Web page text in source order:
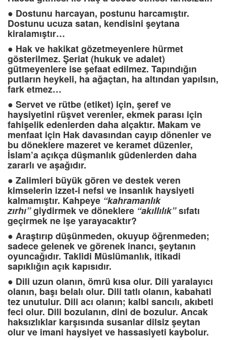
● Dostunu harcayan, postunu harcamıştır.
Dostunu ucuza satan, kendisini şeytana
kiralamıştır…
● Hak ve hakikat gözetmeyenlere hürmet
gösterilmez. Şeriat (hukuk ve adalet)
gütmeyenlere ise şefaat edilmez. Tapındığın
putların heykeli, ha ağaçtan, ha altından yapılsın,
fark etmez…
● Servet ve rütbe (etiket) için, şeref ve
haysiyetini rüşvet verenler, ekmek parası için
fahişelik edenlerden daha alçaktır. Makam ve
menfaat için Hak davasından cayıp dönenler ve
bu döneklere mazeret ve keramet düzenler,
İslam’a açıkça düşmanlık güdenlerden daha
zararlı ve aşağıdır.
● Zalimleri büyük gören ve destek veren
kimselerin izzet-i nefsi ve insanlık haysiyeti
kalmamıştır. Kahpeye “kahramanlık
zırhı”giydirmek ve döneklere “akıllılık”sıfatı
geçirmek ne işe yarayacaktır?
● Araştırıp düşünmeden, okuyup öğrenmeden;
sadece gelenek ve görenek inancı, şeytanın
oyuncağıdır. Taklidi Müslümanlık, itikadi
sapıklığın açık kapısıdır.
● Dili uzun olanın, ömrü kısa olur. Dili yaralayıcı
olanın, başı belalı olur. Dili tatlı olanın, kabahati
tez unutulur. Dili acı olanın; kalbi sancılı, akıbeti
feci olur. Dili bozulanın, dini de bozulur. Ancak
haksızlıklar karşısında susanlar dilsiz şeytan
olur ve imani haysiyet ve hassasiyeti kaybolur.